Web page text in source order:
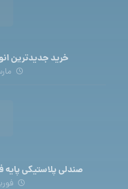
خرید جدیدترین
مارس
صندلی پلاستیکی پایه
فوریه